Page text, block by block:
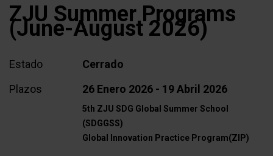
ZJU Summer Programs
(June-August 2026)
Estado
Cerrado
Plazos
26 Enero 2026 - 19 Abril 2026
5th ZJU SDG Global Summer School
(SDGGSS)
Global Innovation Practice Program(ZIP)